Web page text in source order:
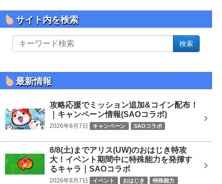
サイト内を検索
サ
イ
を
検
検索
最新情報
攻略応援でミッション追加&コイン配布！
｜キャンペーン情報(SAOコラボ)
2026年8月7日 キャンペーン SAOコラボ
8/8(土)までアリス(UW)のおはじき特攻
大！イベント期間中に特殊能力を発揮す
るキャラ｜SAOコラボ
2026年8月7日 イベント おはじき
特殊能力